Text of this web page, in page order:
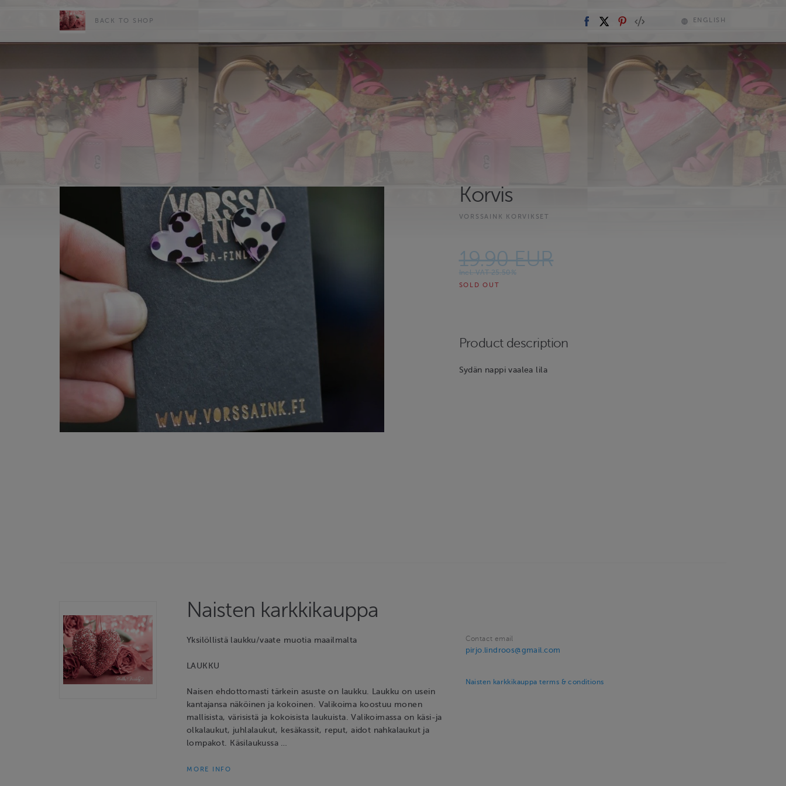
BACK TO SHOP ENGLISH
Korvis
VORSSAINK KORVIKSET
19.90 EUR
Incl. VAT 25.50%
SOLD OUT
Product description
Sydän nappi vaalea lila
Naisten karkkikauppa
Yksilöllistä laukku/vaate muotia maailmalta
LAUKKU
Naisen ehdottomasti tärkein asuste on laukku. Laukku on usein
kantajansa näköinen ja kokoinen. Valikoima koostuu monen
mallisista, värisistä ja kokoisista laukuista. Valikoimassa on käsi-ja
olkalaukut, juhlalaukut, kesäkassit, reput, aidot nahkalaukut ja
lompakot. Käsilaukussa …
MORE INFO
Contact email
pirjo.lindroos@gmail.com
Naisten karkkikauppa terms & conditions